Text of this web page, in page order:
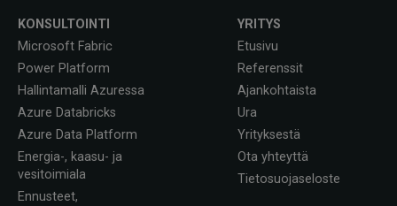
KONSULTOINTI
Microsoft Fabric
Power Platform
Hallintamalli Azuressa
Azure Databricks
Azure Data Platform
Energia-, kaasu- ja
vesitoimiala
Ennusteet,
YRITYS
Etusivu
Referenssit
Ajankohtaista
Ura
Yrityksestä
Ota yhteyttä
Tietosuojaseloste